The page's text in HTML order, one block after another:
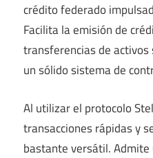
crédito federado
Facilita la emisión de
transferencias de
un sólido sistema de
Al utilizar el protocolo
transacciones rápidas y
bastante versátil.